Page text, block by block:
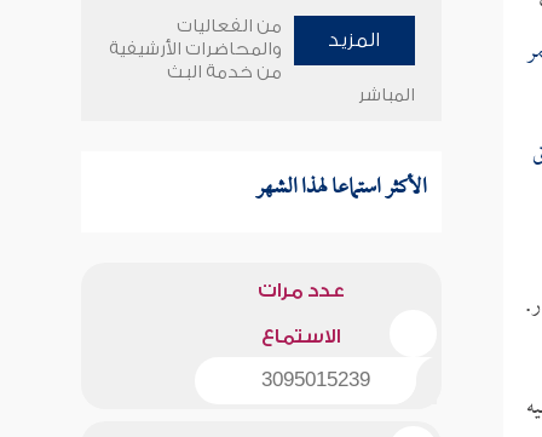
المزيد
من الفعاليات
والمحاضرات الأرشيفية
من خدمة البث
المباشر
الأكثر استماعا لهذا الشهر
عدد مرات
الاستماع
3095015239